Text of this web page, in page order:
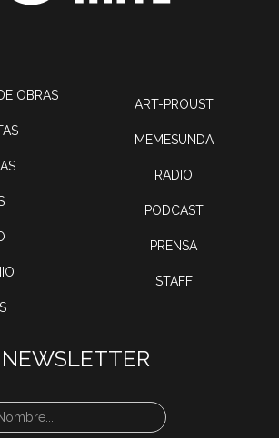
OBRAS
ART-PROUST
MEMESUNDA
RADIO
PODCAST
PRENSA
STAFF
NEWSLETTER